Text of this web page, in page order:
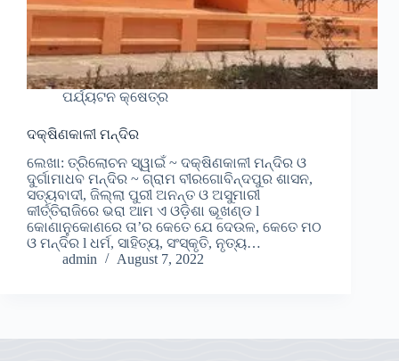
ପର୍ଯ୍ୟଟନ କ୍ଷେତ୍ର
ଦକ୍ଷିଣକାଳୀ ମନ୍ଦିର
ଲେଖା: ତ୍ରିଲୋଚନ ସ୍ୱାଇଁ ~ ଦକ୍ଷିଣକାଳୀ ମନ୍ଦିର ଓ
ଦୁର୍ଗାମାଧବ ମନ୍ଦିର ~ ଗ୍ରାମ ବୀରଗୋବିନ୍ଦପୁର ଶାସନ,
ସତ୍ୟବାଦୀ, ଜିଲ୍ଲା ପୁରୀ ଅନନ୍ତ ଓ ଅସୁମାରୀ
କୀର୍ତ୍ତିରାଜିରେ ଭରା ଆମ ଏ ଓଡ଼ିଶା ଭୂଖଣ୍ଡ l
କୋଣାନୁକୋଣରେ ତା’ର କେତେ ଯେ ଦେଉଳ, କେତେ ମଠ
ଓ ମନ୍ଦିର l ଧର୍ମ, ସାହିତ୍ୟ, ସଂସ୍କୃତି, ନୃତ୍ୟ…
admin
August 7, 2022